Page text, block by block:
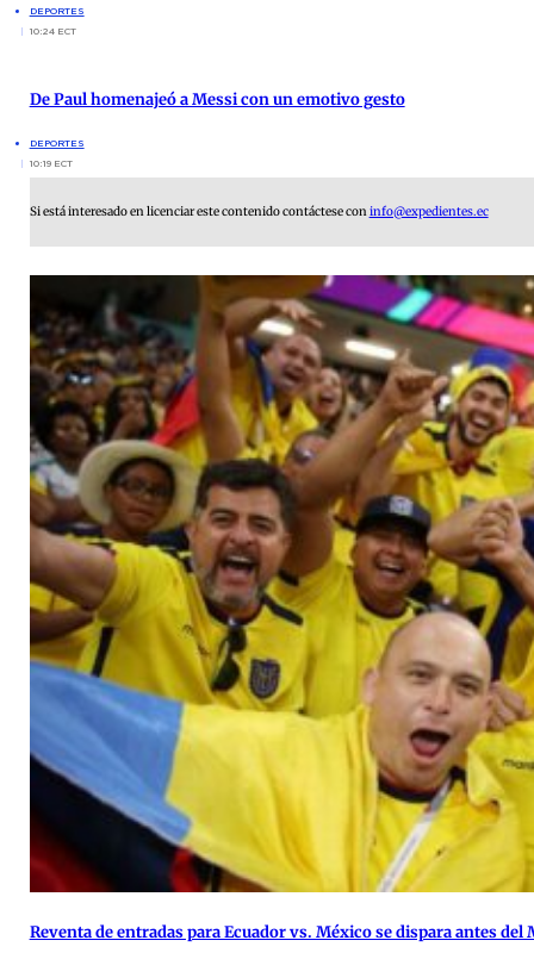
DEPORTES
10:24 ECT
De Paul homenajeó a Messi con un emotivo gesto
DEPORTES
10:19 ECT
Si está interesado en licenciar este contenido contáctese coninfo@expedientes.ec
Reventa de entradas para Ecuador vs. México se dispara antes del